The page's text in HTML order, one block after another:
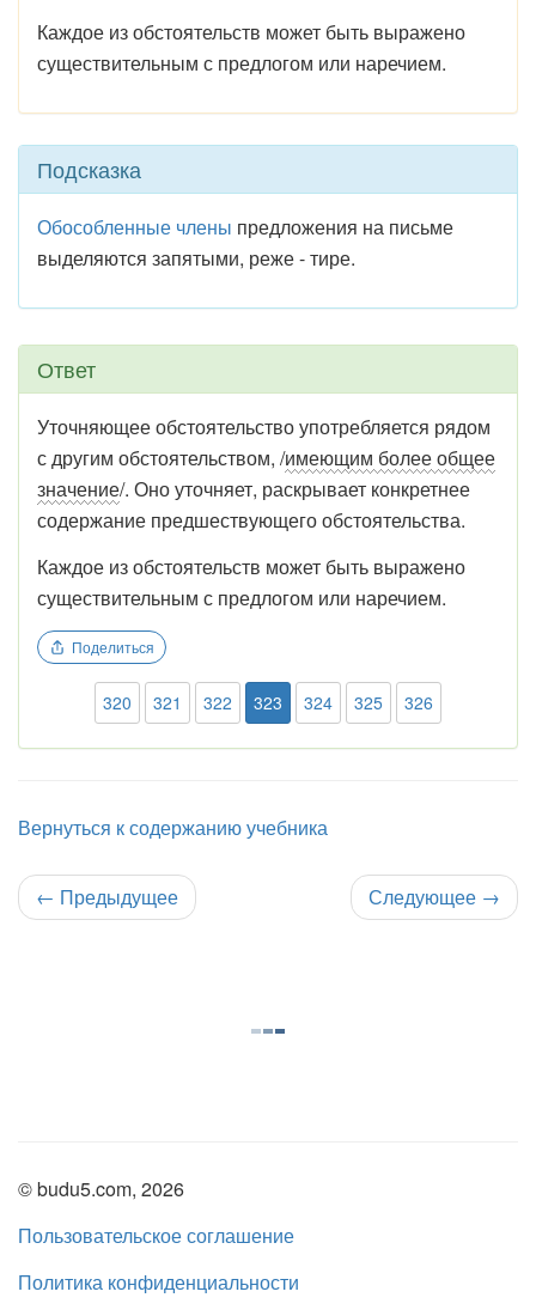
Каждое из обстоятельств может быть выражено
существительным с предлогом или наречием.
Подсказка
Обособленные члены предложения на письме
выделяются запятыми, реже - тире.
Ответ
Уточняющее обстоятельство употребляется рядом
с другим обстоятельством, /имеющим более общее
значение/. Оно уточняет, раскрывает конкретнее
содержание предшествующего обстоятельства.
Каждое из обстоятельств может быть выражено
существительным с предлогом или наречием.
Поделиться
320 321 322 323 324 325 326
Вернуться к содержанию учебника
← Предыдущее Следующее →
© budu5.com, 2026
Пользовательское соглашение
Политика конфиденциальности